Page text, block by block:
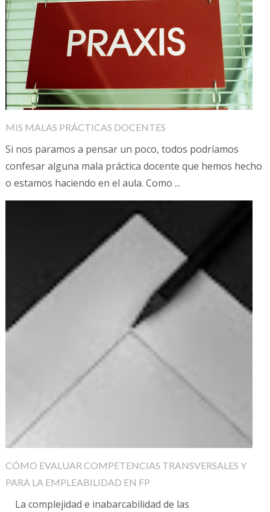
MIS MALAS PRÁCTICAS DOCENTES
Si nos paramos a pensar un poco, todos podríamos
confesar alguna mala práctica docente que hemos hecho
o estamos haciendo en el aula. Como ...
CÓMO EVALUAR COMPETENCIAS TRANSVERSALES Y
PARA LA EMPLEABILIDAD EN FP
La complejidad e inabarcabilidad de las